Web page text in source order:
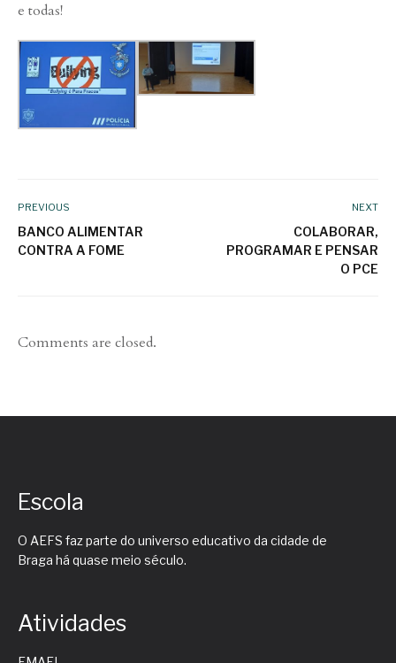
e todas!
PREVIOUS
BANCO ALIMENTAR
CONTRA A FOME
NEXT
COLABORAR,
PROGRAMAR E PENSAR
O PCE
Comments are closed.
Escola
O AEFS faz parte do universo educativo da cidade de
Braga há quase meio século.
Atividades